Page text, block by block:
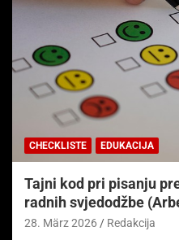
CHECKLISTE EDUKACIJA
Tajni kod pri pisanju
radnih svjedodžbe
28. März 2026 Redakcija